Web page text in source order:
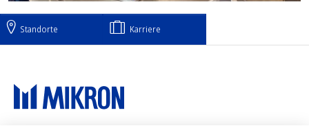
Standorte Karriere